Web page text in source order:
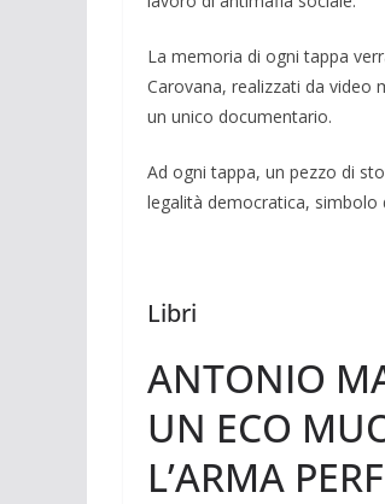
La memoria di ogni tappa
Carova­na, rea­lizzati da video
un uni­co documentar­io.
Ad ogni tappa, un pezzo di
lega­lità democratica, simbolo
Libri
ANTONIO
UN ECO
L’ARMA